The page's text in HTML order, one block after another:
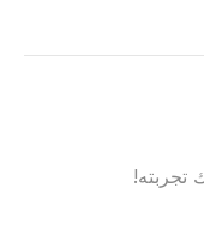
تجربته!